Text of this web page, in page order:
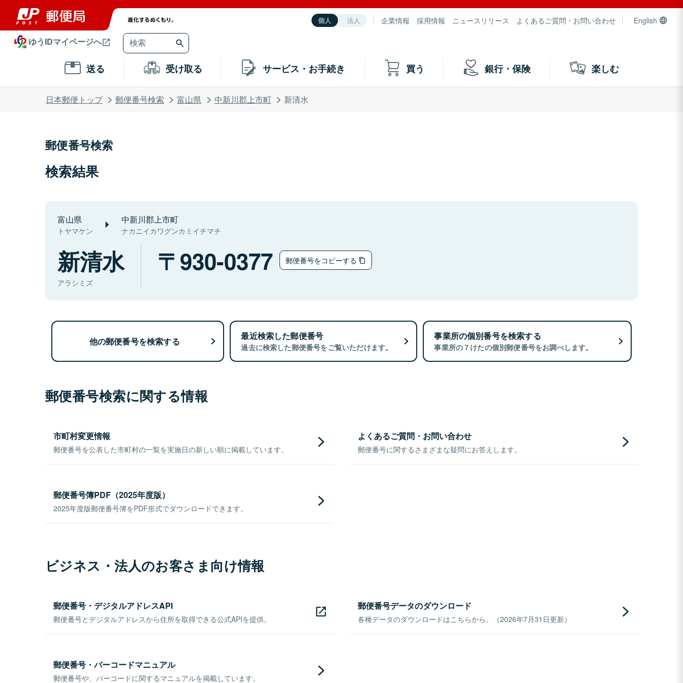
個人 法人 企業情報 採用情報 ニュースリリース よくあるご質問・お問い合わせ English
ゆうIDマイページへ
送る 受け取る サービス・お手続き 買う 銀行・保険 楽しむ
日本郵便トップ 郵便番号検索 富山県 中新川郡上市町 新清水
郵便番号検索
検索結果
富山県
トヤマケン
中新川郡上市町
ナカニイカワグンカミイチマチ
新清水
アラシミズ
930-0377 郵便番号をコピーする
他の郵便番号を検索する 最近検索した郵便番号
過去に検索した郵便番号をご覧いただけます。
事業所の個別番号を検索する
事業所の７けたの個別郵便番号をお調べします。
郵便番号検索に関する情報
市町村変更情報
郵便番号を公表した市町村の一覧を実施日の新しい順に掲載しています。
よくあるご質問・お問い合わせ
郵便番号に関するさまざまな疑問にお答えします。
郵便番号簿PDF（2025年度版）
2025年度版郵便番号簿をPDF形式でダウンロードできます。
ビジネス・法人のお客さま向け情報
郵便番号・デジタルアドレスAPI
郵便番号とデジタルアドレスから住所を取得できる公式APIを提供。
郵便番号データのダウンロード
各種データのダウンロードはこちらから。（2026年7月31日更新）
郵便番号・バーコードマニュアル
郵便番号や、バーコードに関するマニュアルを掲載しています。